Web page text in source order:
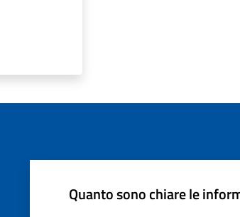
Quanto sono chiare le